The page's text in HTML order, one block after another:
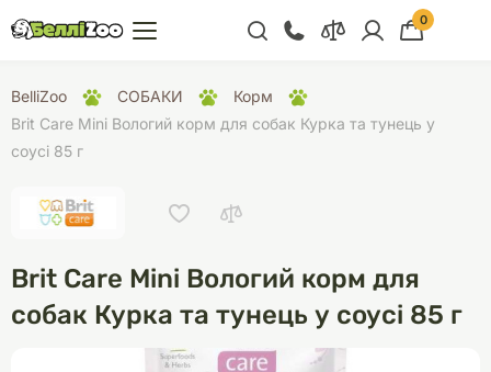
+38 (068) 300 91 91
Відділ продажу
+38 (068) 479 28
76
0
BelliZoo СОБАКИ
Корм
Brit Care Mini Вологий корм для собак Курка та тунець у
соусі 85 г
Brit Care Mini Вологий корм для
собак Курка та тунець у соусі 85 г